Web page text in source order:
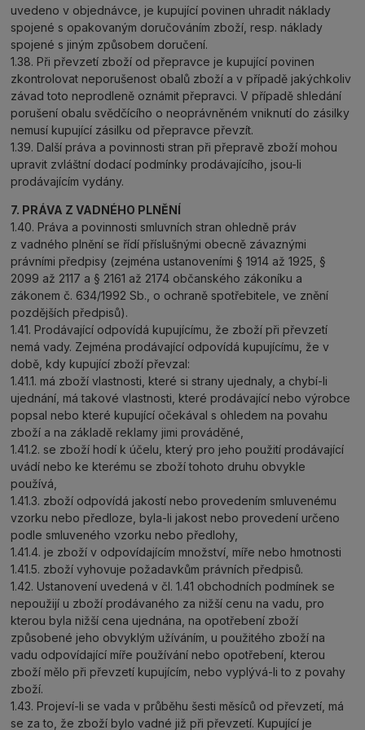
uvedeno v objednávce, je kupující povinen uhradit náklady
spojené s opakovaným doručováním zboží, resp. náklady
spojené s jiným způsobem doručení.
1.38. Při převzetí zboží od přepravce je kupující povinen
zkontrolovat neporušenost obalů zboží a v případě jakýchkoliv
závad toto neprodleně oznámit přepravci. V případě shledání
porušení obalu svědčícího o neoprávněném vniknutí do zásilky
nemusí kupující zásilku od přepravce převzít.
1.39. Další práva a povinnosti stran při přepravě zboží mohou
upravit zvláštní dodací podmínky prodávajícího, jsou-li
prodávajícím vydány.
7. PRÁVA Z VADNÉHO PLNĚNÍ
1.40. Práva a povinnosti smluvních stran ohledně práv
z vadného plnění se řídí příslušnými obecně závaznými
právními předpisy (zejména ustanoveními § 1914 až 1925, §
2099 až 2117 a § 2161 až 2174 občanského zákoníku a
zákonem č. 634/1992 Sb., o ochraně spotřebitele, ve znění
pozdějších předpisů).
1.41. Prodávající odpovídá kupujícímu, že zboží při převzetí
nemá vady. Zejména prodávající odpovídá kupujícímu, že v
době, kdy kupující zboží převzal:
1.41.1. má zboží vlastnosti, které si strany ujednaly, a chybí-li
ujednání, má takové vlastnosti, které prodávající nebo výrobce
popsal nebo které kupující očekával s ohledem na povahu
zboží a na základě reklamy jimi prováděné,
1.41.2. se zboží hodí k účelu, který pro jeho použití prodávající
uvádí nebo ke kterému se zboží tohoto druhu obvykle
používá,
1.41.3. zboží odpovídá jakostí nebo provedením smluvenému
vzorku nebo předloze, byla-li jakost nebo provedení určeno
podle smluveného vzorku nebo předlohy,
1.41.4. je zboží v odpovídajícím množství, míře nebo hmotnosti
1.41.5. zboží vyhovuje požadavkům právních předpisů.
1.42. Ustanovení uvedená v čl. 1.41 obchodních podmínek se
nepoužijí u zboží prodávaného za nižší cenu na vadu, pro
kterou byla nižší cena ujednána, na opotřebení zboží
způsobené jeho obvyklým užíváním, u použitého zboží na
vadu odpovídající míře používání nebo opotřebení, kterou
zboží mělo při převzetí kupujícím, nebo vyplývá-li to z povahy
zboží.
1.43. Projeví-li se vada v průběhu šesti měsíců od převzetí, má
se za to, že zboží bylo vadné již při převzetí. Kupující je